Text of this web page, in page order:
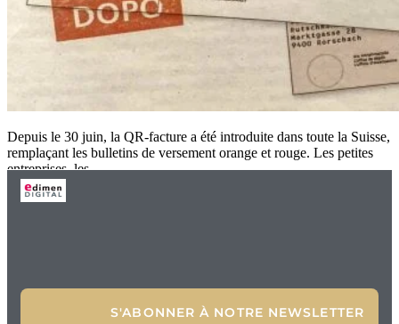
Depuis le 30 juin, la QR-facture a été introduite dans toute la Suisse,
remplaçant les bulletins de versement orange et rouge. Les petites
entreprises, les
S'ABONNER À NOTRE NEWSLETTER